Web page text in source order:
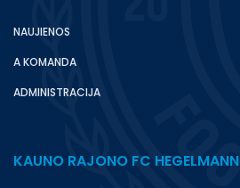
NAUJIENOS
A KOMANDA
ADMINISTRACIJA
KAUNO RAJONO FC HEGELMANN